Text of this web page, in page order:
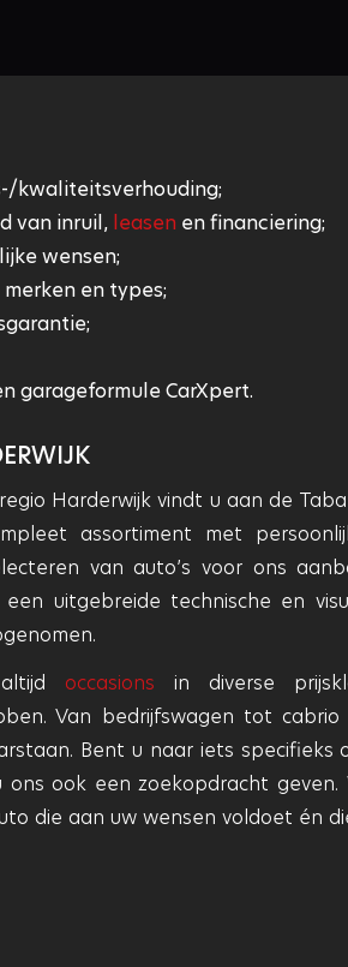
kwaliteitsverhouding;
van inruil, leasen en financiering;
wensen;
en types;
garageformule CarXpert.
Harderwijk vindt u aan de
assortiment met
van auto’s voor ons
uitgebreide technische en
occasions in diverse
Van bedrijfswagen tot
Bent u naar iets
ook een zoekopdracht
die aan uw wensen voldoet én